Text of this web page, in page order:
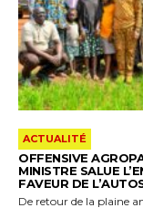
ACTUALITÉ
OFFENSIVE
MINISTRE SALUE
FAVEUR DE
De retour de la plaine